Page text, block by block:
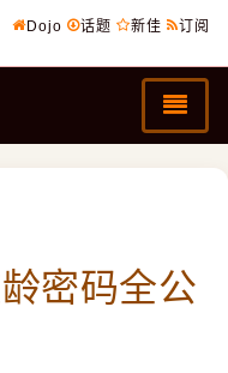
Dojo 话题 新佳 订阅
密码全公